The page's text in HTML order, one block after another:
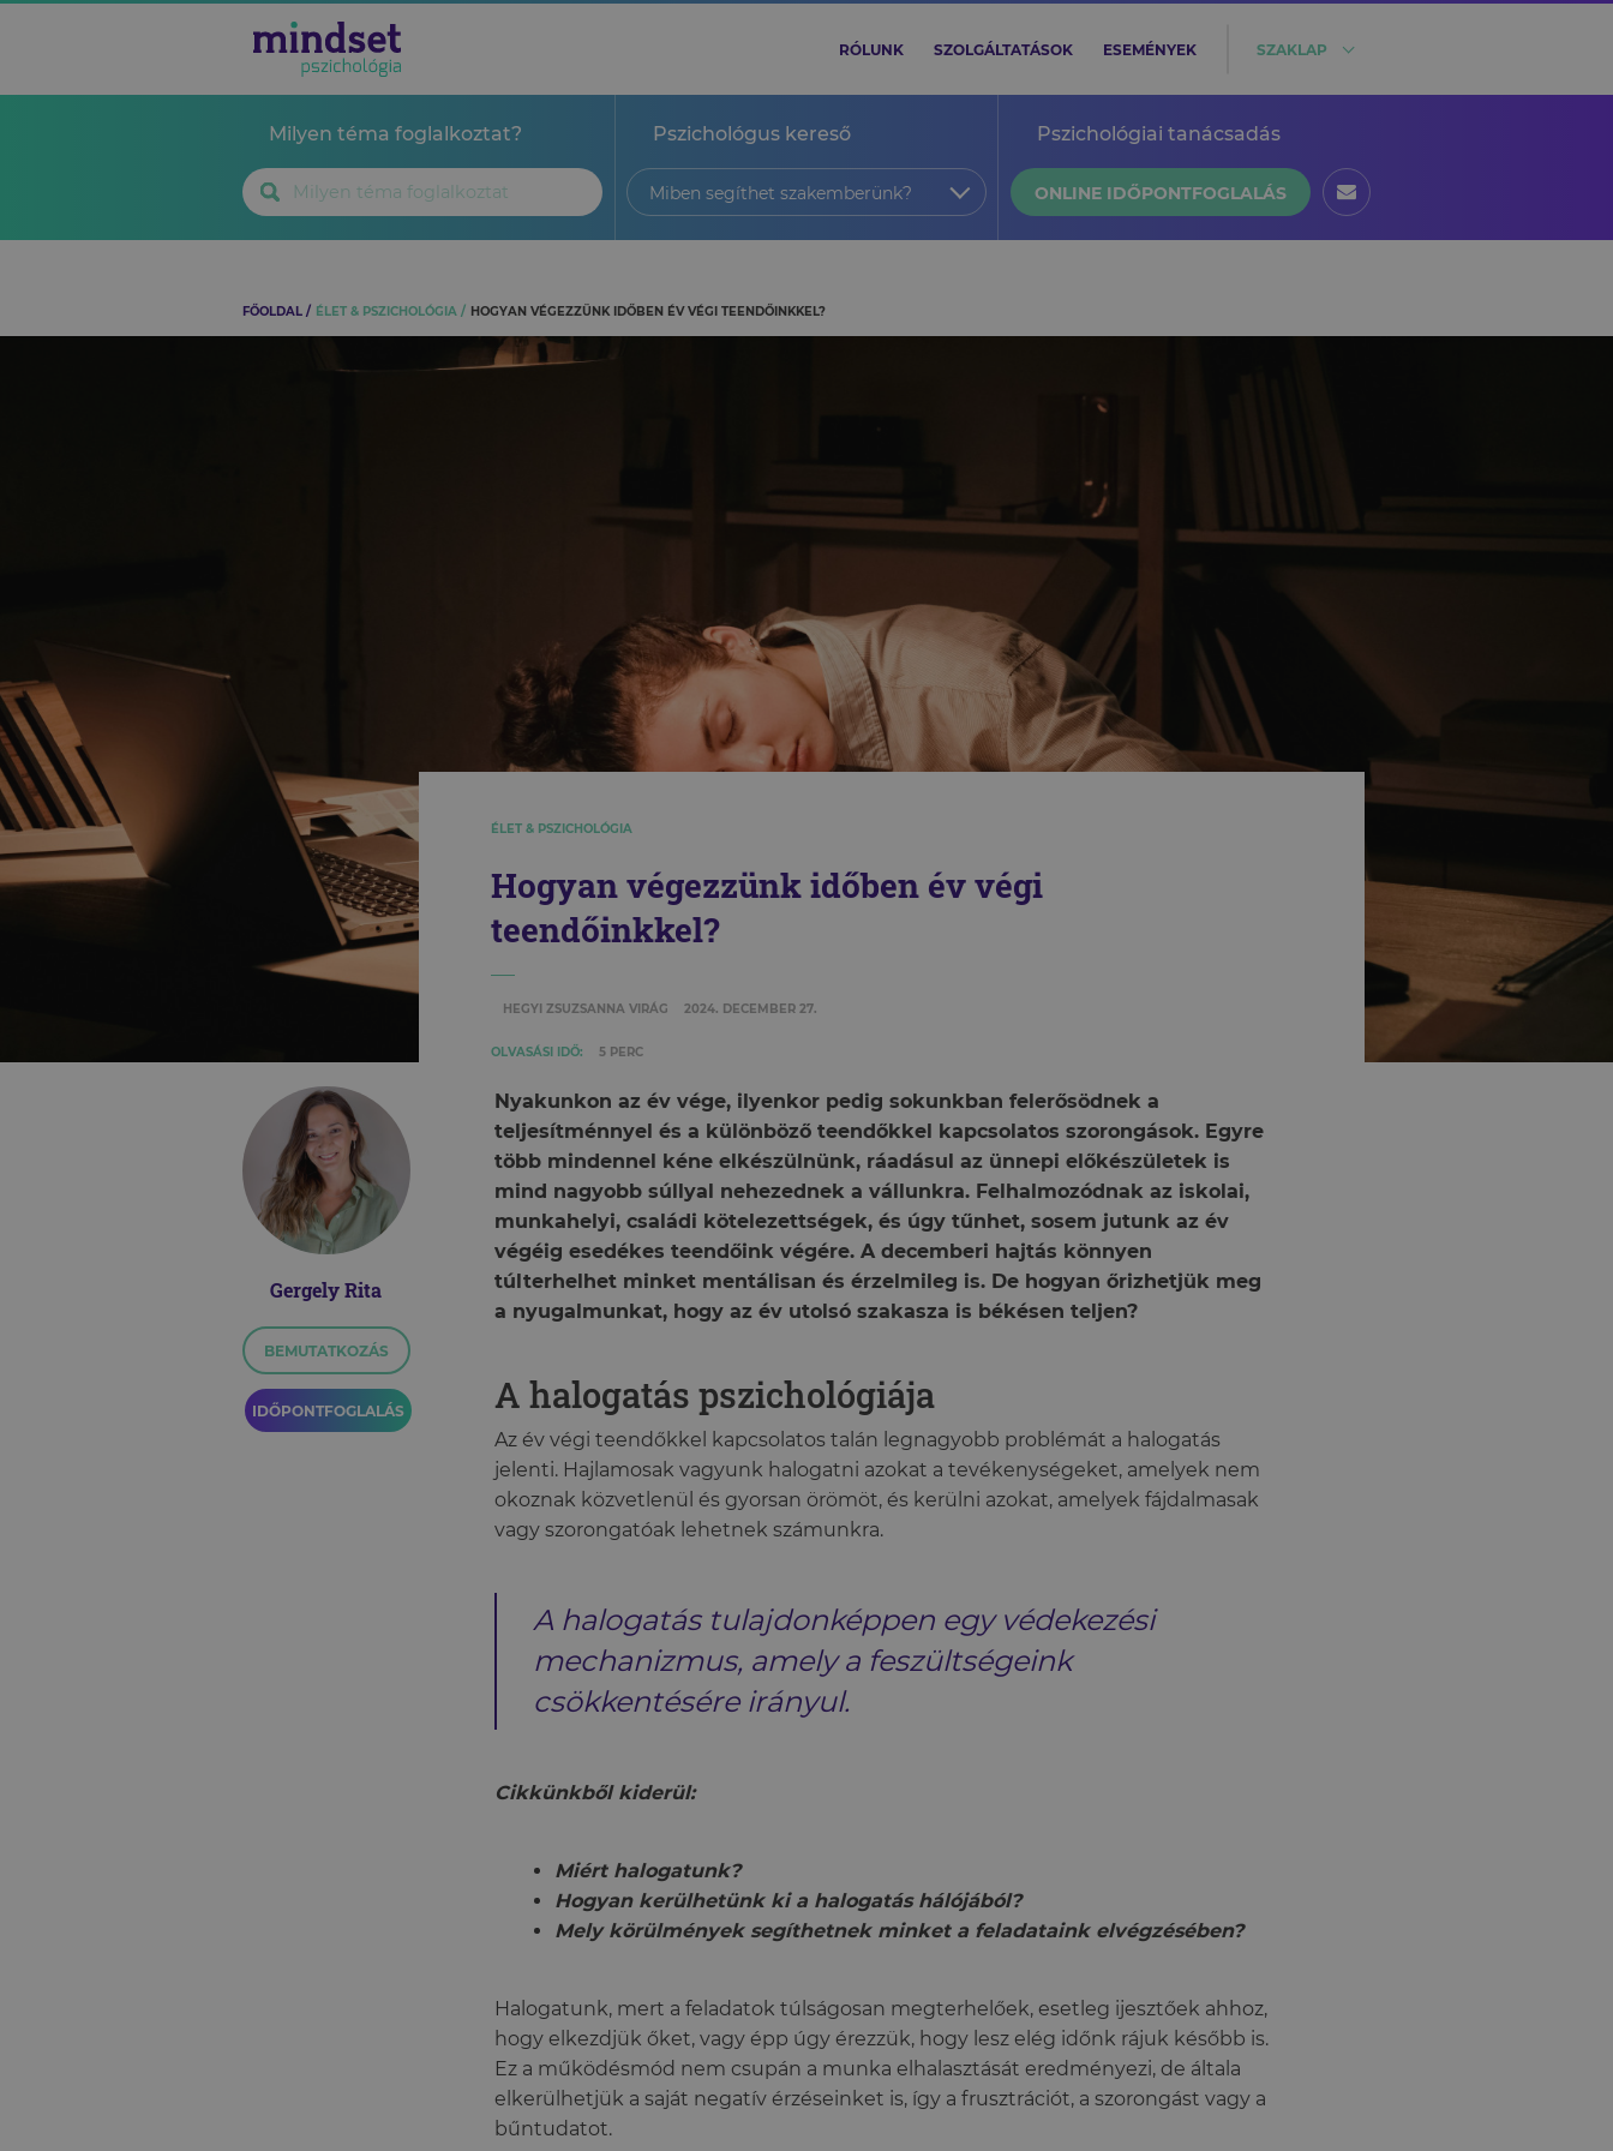
RÓLUNK SZOLGÁLTATÁSOK ESEMÉNYEK SZAKLAP
Milyen téma foglalkoztat? Pszichológus kereső
Miben segíthet szakemberünk?
Pszichológiai tanácsadás
ONLINE IDŐPONTFOGLALÁS
FŐOLDAL ÉLET & PSZICHOLÓGIA HOGYAN VÉGEZZÜNK IDŐBEN ÉV VÉGI TEENDŐINKKEL?
ÉLET & PSZICHOLÓGIA
Hogyan végezzünk időben év végi
teendőinkkel?
HEGYI ZSUZSANNA VIRÁG 2024. DECEMBER 27.
OLVASÁSI IDŐ: 5 PERC
Gergely Rita
BEMUTATKOZÁS
IDŐPONTFOGLALÁS
Nyakunkon az év vége, ilyenkor pedig sokunkban felerősödnek a
teljesítménnyel és a különböző teendőkkel kapcsolatos szorongások. Egyre
több mindennel kéne elkészülnünk, ráadásul az ünnepi előkészületek is
mind nagyobb súllyal nehezednek a vállunkra. Felhalmozódnak az iskolai,
munkahelyi, családi kötelezettségek, és úgy tűnhet, sosem jutunk az év
végéig esedékes teendőink végére. A decemberi hajtás könnyen
túlterhelhet minket mentálisan és érzelmileg is. De hogyan őrizhetjük meg
a nyugalmunkat, hogy az év utolsó szakasza is békésen teljen?
A halogatás pszichológiája
Az év végi teendőkkel kapcsolatos talán legnagyobb problémát a halogatás
jelenti. Hajlamosak vagyunk halogatni azokat a tevékenységeket, amelyek nem
okoznak közvetlenül és gyorsan örömöt, és kerülni azokat, amelyek fájdalmasak
vagy szorongatóak lehetnek számunkra.
A halogatás tulajdonképpen egy védekezési
mechanizmus, amely a feszültségeink
csökkentésére irányul.
Cikkünkből kiderül:
Miért halogatunk?
Hogyan kerülhetünk ki a halogatás hálójából?
Mely körülmények segíthetnek minket a feladataink elvégzésében?
Halogatunk, mert a feladatok túlságosan megterhelőek, esetleg ijesztőek ahhoz,
hogy elkezdjük őket, vagy épp úgy érezzük, hogy lesz elég időnk rájuk később is.
Ez a működésmód nem csupán a munka elhalasztását eredményezi, de általa
elkerülhetjük a saját negatív érzéseinket is, így a frusztrációt, a szorongást vagy a
bűntudatot.